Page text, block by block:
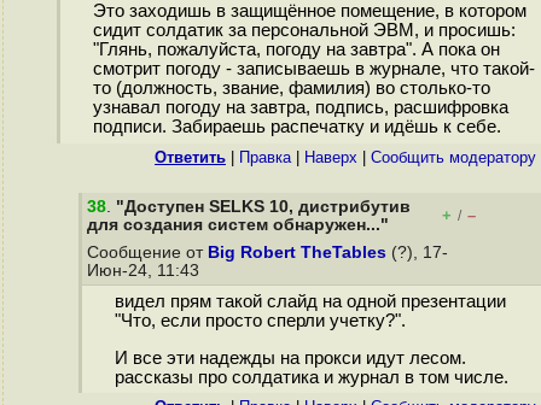
Это заходишь в защищённое помещение, в котором
сидит солдатик за персональной ЭВМ, и просишь:
"Глянь, пожалуйста, погоду на завтра". А пока он
смотрит погоду - записываешь в журнале, что такой-
то (должность, звание, фамилия) во столько-то
узнавал погоду на завтра, подпись, расшифровка
подписи. Забираешь распечатку и идёшь к себе.
Ответить Правка| Наверх Cообщить модератору
38. "Доступен SELKS 10, дистрибутив
для создания систем обнаружен..."
+ / –
Сообщение от Big Robert TheTables (?), 17-
Июн-24, 11:43
видел прям такой слайд на одной презентации
"Что, если просто сперли учетку?".
И все эти надежды на прокси идут лесом.
рассказы про солдатика и журнал в том числе.